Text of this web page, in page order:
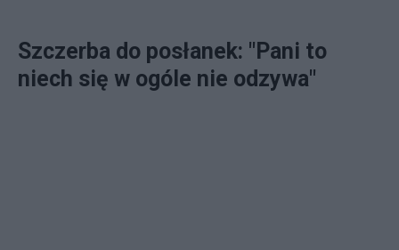
Szczerba do posłanek: "Pani to
niech się w ogóle nie odzywa"